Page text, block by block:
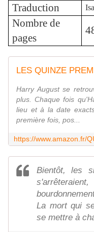
Traduction
Nombre de
pages
Harry August se
plus. Chaque fois
lieu et à la date
première fois, pos...
Bientôt, les
La mort qui
se mettre à